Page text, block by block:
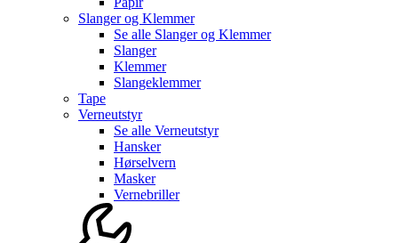
Slanger og Klemmer
Se alle Slanger og Klemmer
Slanger
Klemmer
Slangeklemmer
Tape
Verneutstyr
Se alle Verneutstyr
Hansker
Hørselvern
Masker
Vernebriller